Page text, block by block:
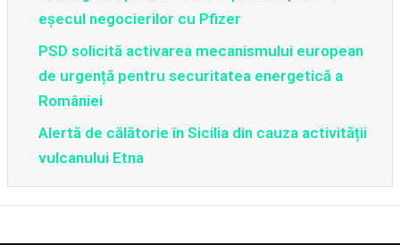
eșecul negocierilor cu Pfizer
PSD solicită activarea mecanismului european
de urgență pentru securitatea energetică a
României
Alertă de călătorie în Sicilia din cauza activității
vulcanului Etna